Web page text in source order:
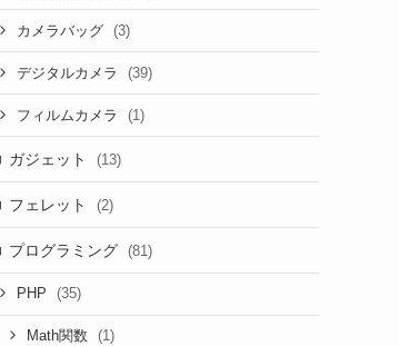
カメラバッグ (3)
デジタルカメラ (39)
フィルムカメラ (1)
ガジェット (13)
フェレット (2)
プログラミング (81)
PHP (35)
Math関数 (1)